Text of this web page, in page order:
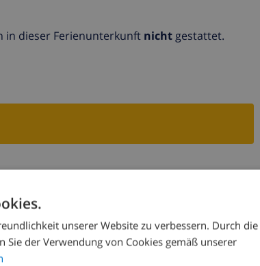
Mixer und Brotröster
Toilette
in dieser Ferienunterkunft nicht gestattet.
2:2x Einzelbetten
GERMAN
DUTCH
unserer Website zu verbessern. Durch die
der Verwendung von Cookies gemäß unserer